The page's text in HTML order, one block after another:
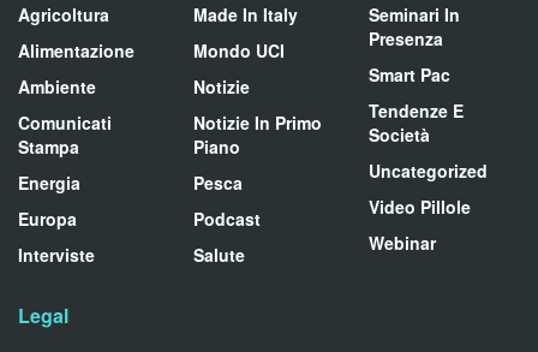
Agricoltura
Alimentazione
Ambiente
Comunicati
Stampa
Energia
Europa
Interviste
Made In Italy
Mondo UCI
Notizie
Notizie In Primo
Piano
Pesca
Podcast
Salute
Seminari In
Presenza
Smart Pac
Tendenze E
Società
Uncategorized
Video Pillole
Webinar
Legal